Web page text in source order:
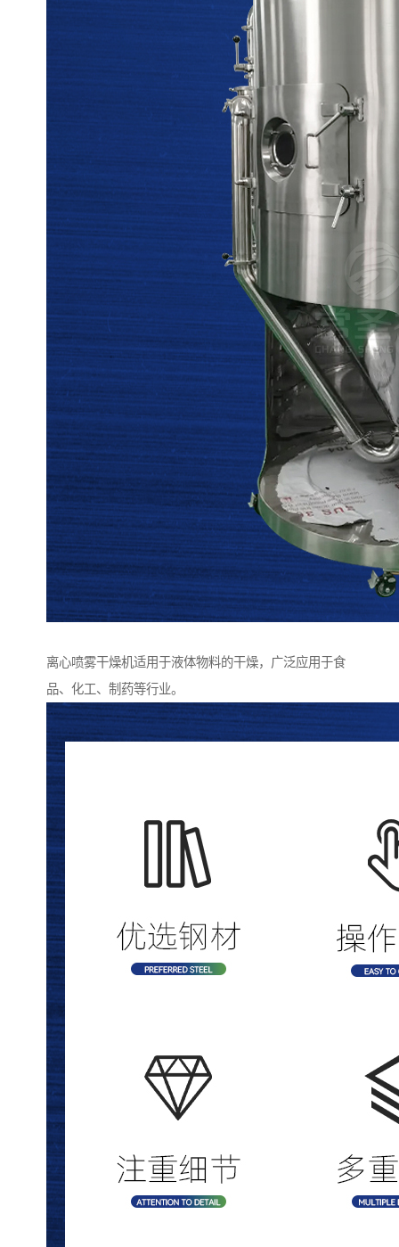
离心喷雾干燥机适用于液体物料的干燥，广泛应用于食
品、化工、制药等行业。